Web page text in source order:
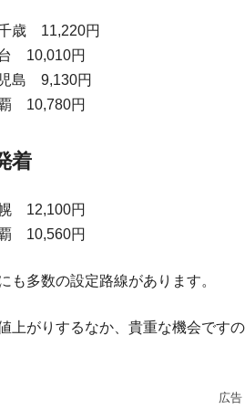
歳 11,220円
10,010円
島 9,130円
10,780円
着
12,100円
10,560円
も多数の設定路線があります。
上がりするなか、貴重な機会です
広告